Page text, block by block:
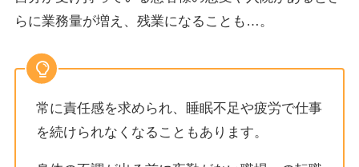
らに業務量が増え、残業になることも…。
常に責任感を求められ、睡眠不足や疲労で仕事
を続けられなくなることもあります。